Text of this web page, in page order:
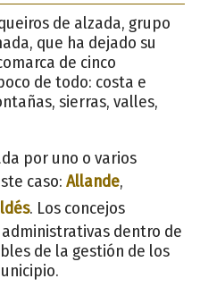
de alzada, grupo
que ha dejado su
de cinco
de todo: costa e
sierras, valles,
por uno o varios
caso: Allande,
. Los concejos
dentro de
de la gestión de los